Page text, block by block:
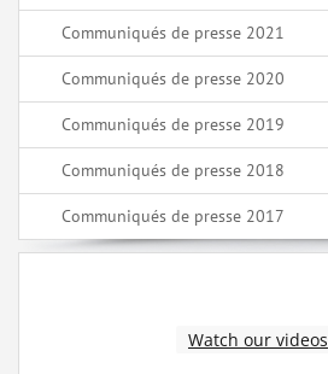
Communiqués de presse 2021
Communiqués de presse 2020
Communiqués de presse 2019
Communiqués de presse 2018
Communiqués de presse 2017
Watch our videos